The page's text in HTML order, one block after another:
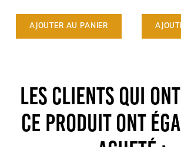
AJOUTER AU PANIER
LES CLIENTS QUI
CE PRODUIT ONT